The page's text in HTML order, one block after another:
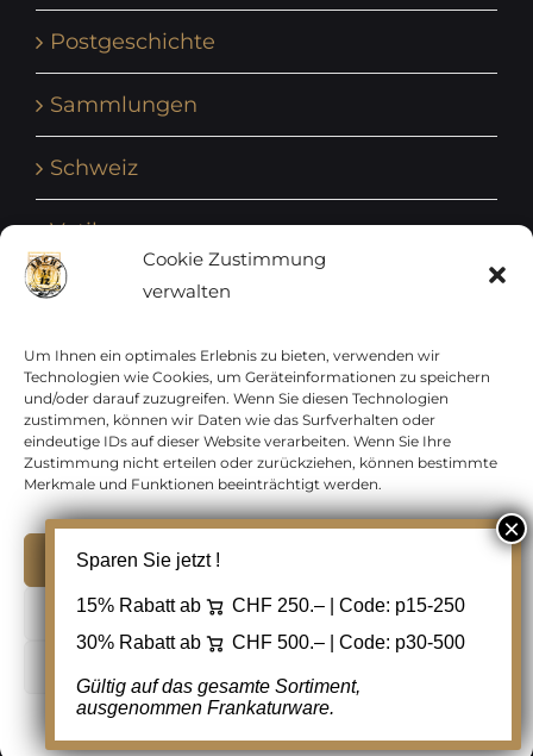
Cookie Zustimmung
verwalten
Um Ihnen ein optimales Erlebnis zu bieten, verwenden wir
Technologien wie Cookies, um Geräteinformationen zu speichern
und/oder darauf zuzugreifen. Wenn Sie diesen Technologien
zustimmen, können wir Daten wie das Surfverhalten oder
eindeutige IDs auf dieser Website verarbeiten. Wenn Sie Ihre
Zustimmung nicht erteilen oder zurückziehen, können bestimmte
Merkmale und Funktionen beeinträchtigt werden.
Ablehnen
Postgeschichte
Sammlungen
Schweiz
Vatikan
Vereinte Nationen
Vorphilatelie
Zensurbelege Österreich
Zensurbelege Schweiz
Copyright 2012 - 2024 URAY GmbH | All Rights
Reserved |
PCI Data Security Standards |
Facebook
Sparen Sie jetzt !
15% Rabatt ab CHF 250.– | Code: p15-250
30% Rabatt ab
CHF 500.– | Code: p30-500
Gültig auf das gesamte Sortiment,
ausgenommen Frankaturware.